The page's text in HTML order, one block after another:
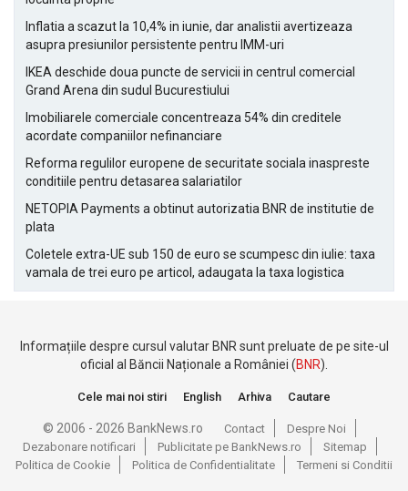
Inflatia a scazut la 10,4% in iunie, dar analistii avertizeaza
asupra presiunilor persistente pentru IMM-uri
IKEA deschide doua puncte de servicii in centrul comercial
Grand Arena din sudul Bucurestiului
Imobiliarele comerciale concentreaza 54% din creditele
acordate companiilor nefinanciare
Reforma regulilor europene de securitate sociala inaspreste
conditiile pentru detasarea salariatilor
NETOPIA Payments a obtinut autorizatia BNR de institutie de
plata
Coletele extra-UE sub 150 de euro se scumpesc din iulie: taxa
vamala de trei euro pe articol, adaugata la taxa logistica
Informațiile despre cursul valutar BNR sunt preluate de pe site-ul
oficial al Băncii Naționale a României (BNR).
Cele mai noi stiri English Arhiva Cautare
© 2006 - 2026 BankNews.ro Contact
Despre Noi
Dezabonare notificari
Publicitate pe BankNews.ro
Sitemap
Politica de Cookie
Politica de Confidentialitate Termeni si Conditii